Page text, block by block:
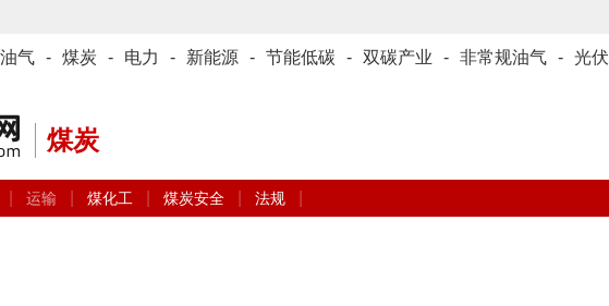
油气 - 煤炭 - 电力 - 新能源 - 节能低碳 - 双碳产业 - 非常规油气 - 光伏
煤炭
运输 煤化工 煤炭安全 法规